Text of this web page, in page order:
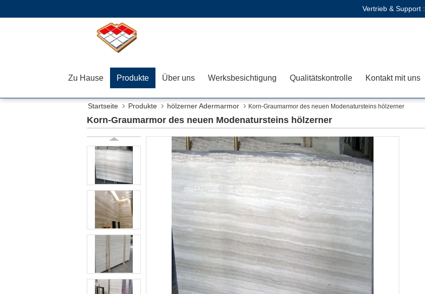
Vertrieb & Support :
Zu Hause Produkte Über uns Werksbesichtigung Qualitätskontrolle Kontakt mit uns
Startseite Produkte hölzerner Adermarmor Korn-Graumarmor des neuen Modenatursteins hölzerner
Korn-Graumarmor des neuen Modenatursteins hölzerner